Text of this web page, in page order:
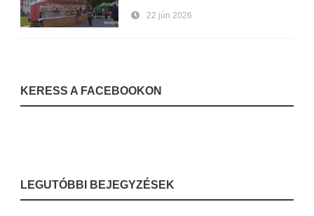
22 jún 2026
KERESS A FACEBOOKON
LEGUTÓBBI BEJEGYZÉSEK